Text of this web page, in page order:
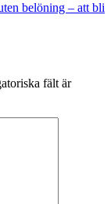
belöning – att bli
fält är